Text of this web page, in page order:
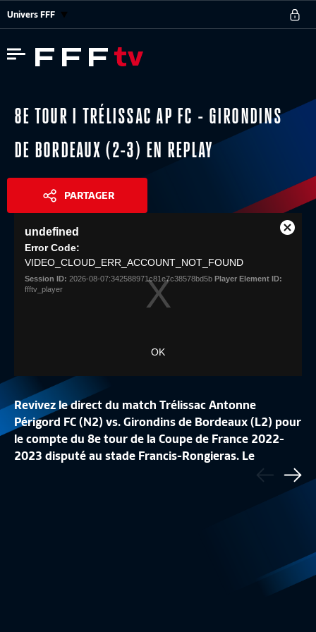
Univers FFF
8E TOUR I TRÉLISSAC AP FC - GIRONDINS
DE BORDEAUX (2-3) EN REPLAY
PARTAGER
Share
modal
undefined
Error Code:
VIDEO_CLOUD_ERR_ACCOUNT_NOT_FOUND
Session ID: 2026-08-07:342588971c81e7c38578bd5b Player Element ID:
ffftv_player
OK
Close
Revivez le direct du match Trélissac Antonne
Périgord FC (N2) vs. Girondins de Bordeaux (L2) pour
le compte du 8e tour de la Coupe de France 2022-
2023 disputé au stade Francis-Rongieras. Le
feuilleton de la 106e édition de la Coupe de France
Précédent
8E TOUR I STADE BRIOCHIN - LES
8E TOUR I RC
REPLAY
Coupe de France